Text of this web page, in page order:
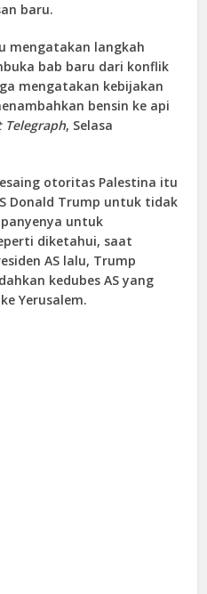
baru.
mengatakan langkah
bab baru dari konflik
mengatakan kebijakan
bensin ke api
Telegraph, Selasa
otoritas Palestina itu
Donald Trump untuk tidak
untuk
diketahui, saat
AS lalu, Trump
kedubes AS yang
Yerusalem.